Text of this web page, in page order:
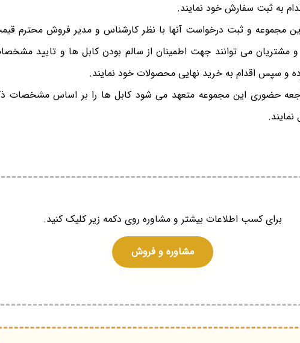
به ثبت سفارش خود نمایند.
مجموعه و ثبت درخواست آنها با نظر کارشناس و مدیر فروش محترم
و مشتریان می توانند جهت اطمینان از سالم بودن کابل ها و تایید
و سپس اقدام به خرید نهایی محصولات خود نمایند.
حضوری این مجموعه متعهد می شود کابل ها را بر اساس مشخصات
برای کسب اطلاعات بیشتر و مشاوره روی دکمه زیر کلیک کنید.
مشاوره و فروش